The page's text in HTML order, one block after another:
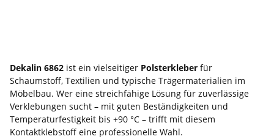
Dekalin 6862 ist ein vielseitiger Polsterkleber für
Schaumstoff, Textilien und typische Trägermaterialien im
Möbelbau. Wer eine streichfähige Lösung für zuverlässige
Verklebungen sucht – mit guten Beständigkeiten und
Temperaturfestigkeit bis +90 °C – trifft mit diesem
Kontaktklebstoff eine professionelle Wahl.